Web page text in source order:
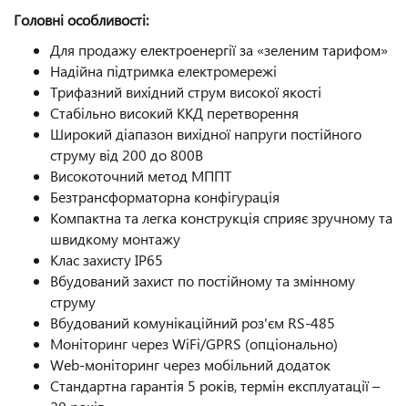
Головні особливості:
Для продажу електроенергії за «зеленим тарифом»
Надійна підтримка електромережі
Трифазний вихідний струм високої якості
Стабільно високий ККД перетворення
Широкий діапазон вихідної напруги постійного
струму від 200 до 800В
Високоточний метод МППТ
Безтрансформаторна конфігурація
Компактна та легка конструкція сприяє зручному та
швидкому монтажу
Клас захисту IP65
Вбудований захист по постійному та змінному
струму
Вбудований комунікаційний роз'єм RS-485
Моніторинг через WiFi/GPRS (опціонально)
Web-моніторинг через мобільний додаток
Стандартна гарантія 5 років, термін експлуатації –